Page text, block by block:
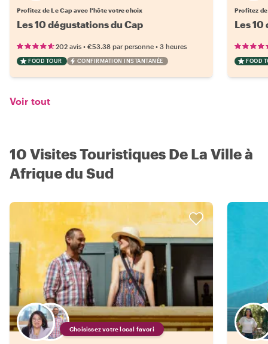
Profitez de Le Cap avec l'hôte votre choix
Les 10 dégustations du Cap
202 avis • €53.38 par personne • 3 heures
FOOD TOUR CONFIRMATION INSTANTANÉE
Profitez
Les
FOOD
Voir tout
10 Visites Touristiques De La Ville à
Afrique du Sud
Choisissez votre local favori